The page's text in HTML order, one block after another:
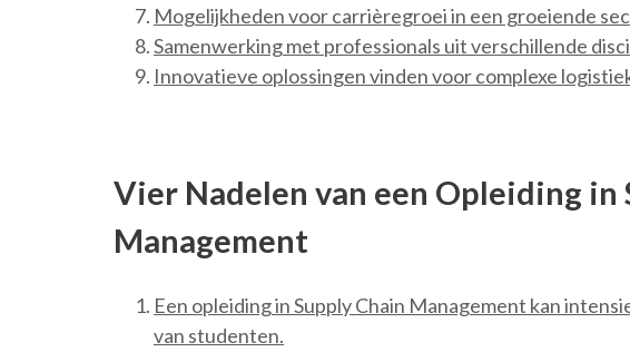
Mogelijkheden voor carrièregroei in een groeiende
Samenwerking met professionals uit verschillende
Innovatieve oplossingen vinden voor complexe
Vier Nadelen van een Opleiding in
Management
Een opleiding in Supply Chain Management kan
van studenten.